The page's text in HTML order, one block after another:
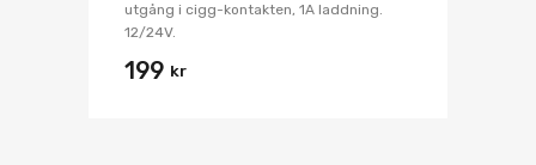
utgång i cigg-kontakten, 1A laddning.
12/24V.
199 kr